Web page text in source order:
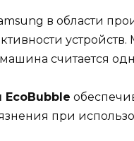
в области
считается
EcoBubble
при